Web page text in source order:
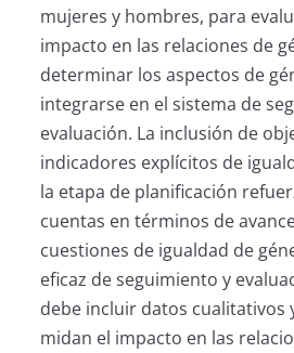
mujeres y hombres, para
impacto en las relaciones de
determinar los aspectos de
integrarse en el sistema de
evaluación. La inclusión de
indicadores explícitos de
la etapa de planificación
cuentas en términos de
cuestiones de igualdad de
eficaz de seguimiento y
debe incluir datos cualitativos
midan el impacto en las